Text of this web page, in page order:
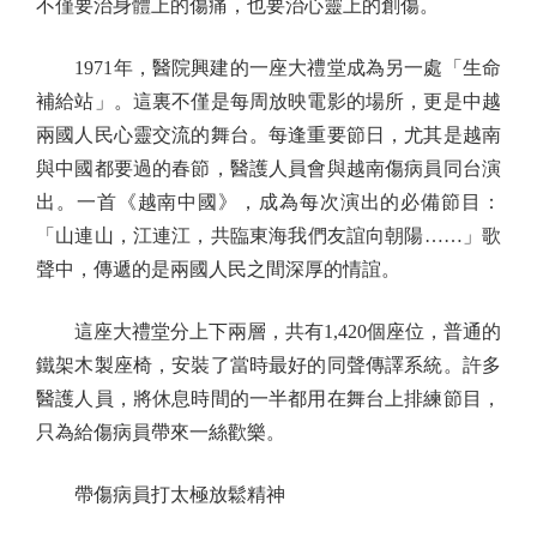
不僅要治身體上的傷痛，也要治心靈上的創傷。
1971年，醫院興建的一座大禮堂成為另一處「生命
補給站」。這裏不僅是每周放映電影的場所，更是中越
兩國人民心靈交流的舞台。每逢重要節日，尤其是越南
與中國都要過的春節，醫護人員會與越南傷病員同台演
出。一首《越南中國》，成為每次演出的必備節目：
「山連山，江連江，共臨東海我們友誼向朝陽……」歌
聲中，傳遞的是兩國人民之間深厚的情誼。
這座大禮堂分上下兩層，共有1,420個座位，普通的
鐵架木製座椅，安裝了當時最好的同聲傳譯系統。許多
醫護人員，將休息時間的一半都用在舞台上排練節目，
只為給傷病員帶來一絲歡樂。
帶傷病員打太極放鬆精神